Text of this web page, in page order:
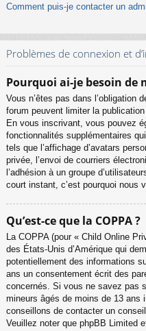
Comment puis-je contacter un
Problèmes de connexion et
Pourquoi ai-je besoin de
Vous n’êtes pas dans l’obligation
forum peuvent limiter la
En vous inscrivant, vous pouvez
fonctionnalités supplémentaires
tels que l’affichage d’avatars
privée, l’envoi de courriers
l’adhésion à un groupe
court instant, c’est pourquoi nous
Qu’est-ce que la COPPA ?
La COPPA (pour « Child Online
des États-Unis d’Amérique qui
potentiellement des informations
ans un consentement écrit des
concernés. Si vous ne savez pas
mineurs âgés de moins de 13
conseillons de contacter un
Veuillez noter que phpBB Limited